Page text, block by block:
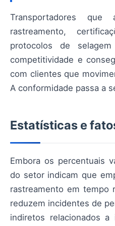
Transportadores que
rastreamento,
protocolos de
competitividade e
com clientes que
A conformidade passa a
Estatísticas e
Embora os percentuais
do setor indicam que
rastreamento em tempo
reduzem incidentes de
indiretos relacionados